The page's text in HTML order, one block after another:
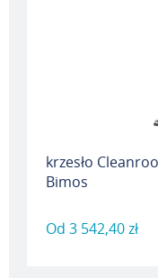
krzesło
Bimos
Od 3 542,40 zł